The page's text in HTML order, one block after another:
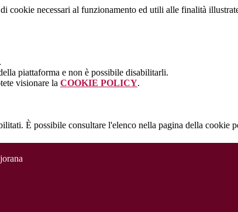
cookie necessari al funzionamento ed utili alle finalità
piattaforma e non è possibile disabilitarli.
visionare la COOKIE POLICY.
È possibile consultare l'elenco nella pagina della cookie